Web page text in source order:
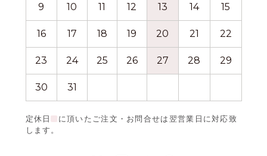
9 10 11 12 13 14 15
16 17 18 19 20 21 22
23 24 25 26 27 28 29
30 31
定休日
に頂いたご注文・お問合せは翌営業日に対応致
します。